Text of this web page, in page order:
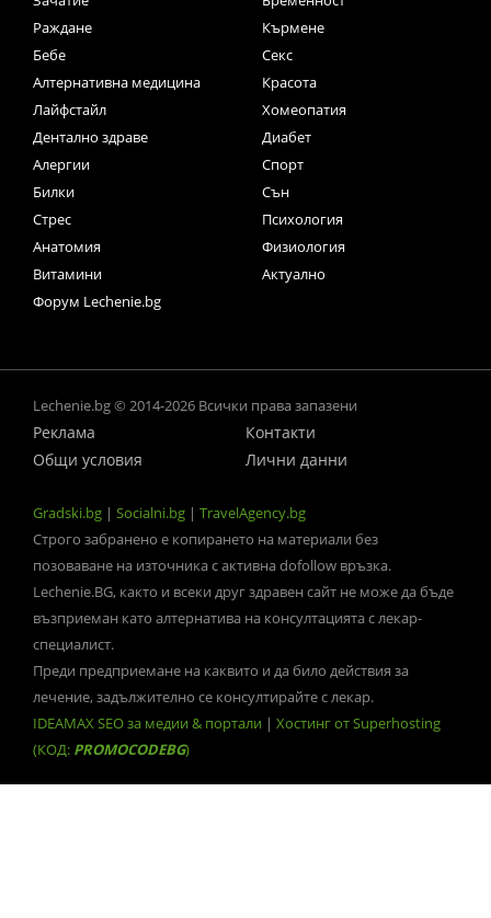
Раждане
Кърмене
Бебе
Секс
Алтернативна медицина
Красота
Лайфстайл
Хомеопатия
Дентално здраве
Диабет
Алергии
Спорт
Билки
Сън
Стрес
Психология
Анатомия
Физиология
Витамини
Актуално
Форум Lechenie.bg
Lechenie.bg © 2014-2026 Всички права запазени
Реклама
Контакти
Общи условия
Лични данни
Gradski.bg | Socialni.bg | TravelAgency.bg
Строго забранено е копирането на материали без
позоваване на източника с активна dofollow връзка.
Lechenie.BG, както и всеки друг здравен сайт не може да бъде
възприеман като алтернатива на консултацията с лекар-
специалист.
Преди предприемане на каквито и да било действия за
лечение, задължително се консултирайте с лекар.
IDEAMAX SEO за медии & портали | Хостинг от Superhosting
(КОД: PROMOCODEBG)